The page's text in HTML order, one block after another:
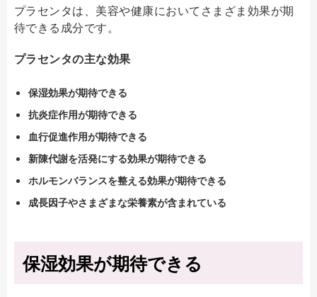
プラセンタは、美容や健康においてさまざま効果が期
待できる成分です。
プラセンタの主な効果
保湿効果が期待できる
抗炎症作用が期待できる
血行促進作用が期待できる
新陳代謝を活発にする効果が期待できる
ホルモンバランスを整える効果が期待できる
成長因子やさまざまな栄養素が含まれている
保湿効果が期待できる